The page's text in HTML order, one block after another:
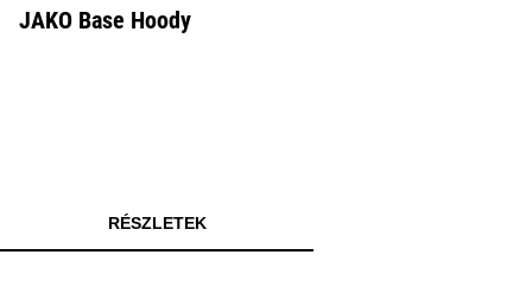
JAKO Base Hoody
RÉSZLETEK